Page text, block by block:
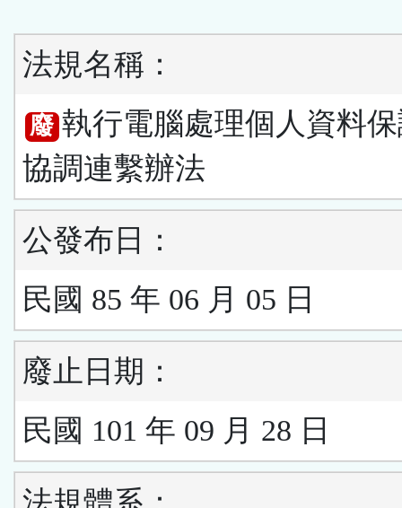
法規名稱：
廢 執行電腦處理個人資料
協調連繫辦法
公發布日：
民國 85 年 06 月 05 日
廢止日期：
民國 101 年 09 月 28 日